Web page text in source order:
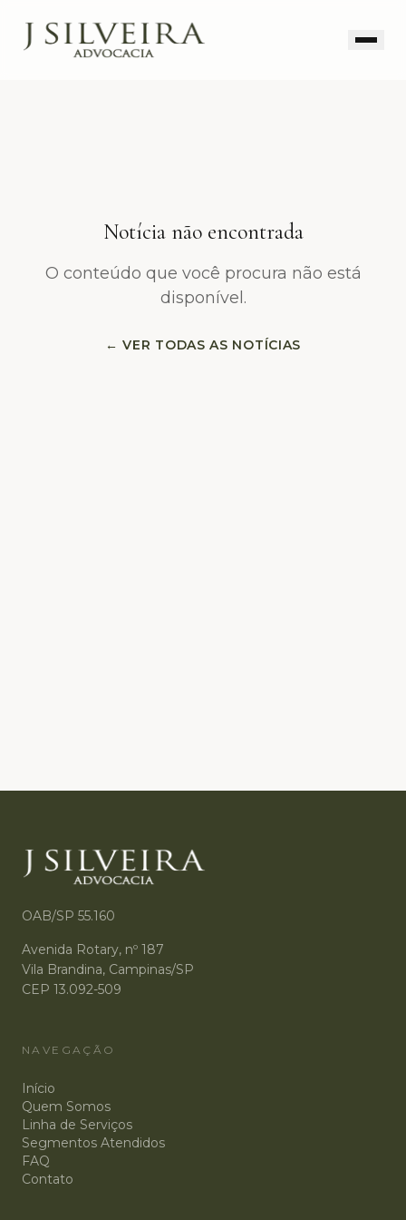
Notícia não encontrada
O conteúdo que você procura não está
disponível.
← VER TODAS AS NOTÍCIAS
OAB/SP 55.160
Avenida Rotary, nº 187
Vila Brandina, Campinas/SP
CEP 13.092-509
NAVEGAÇÃO
Início
Quem Somos
Linha de Serviços
Segmentos Atendidos
FAQ
Contato